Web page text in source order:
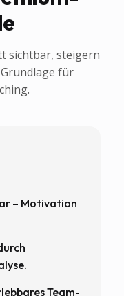
sichtbar, steigern
für
– Motivation
Team-